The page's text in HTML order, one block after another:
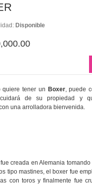
Disponible
quiere tener un Boxer, puede
de su propiedad y
una arrolladora bienvenida.
creada en Alemania tomando
tipo mastines, el boxer fue
con toros y finalmente fue